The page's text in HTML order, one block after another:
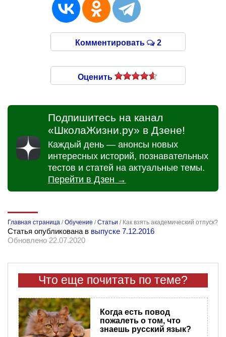
Комментировать 2
Оценить
Подпишитесь на канал
«ШколаЖизни.ру» в Дзене!
Каждый день — анонсы новых
интересных историй, познавательных
тестов и статей на актуальные темы.
Перейти в Дзен →
Главная страница /Обучение /Статьи / Как взять академический отпуск?
Статья опубликована в выпуске 7.12.2016
Обновлено 22.07.2020
Что еще почитать по теме?
Когда есть повод
пожалеть о том, что
знаешь русский язык?